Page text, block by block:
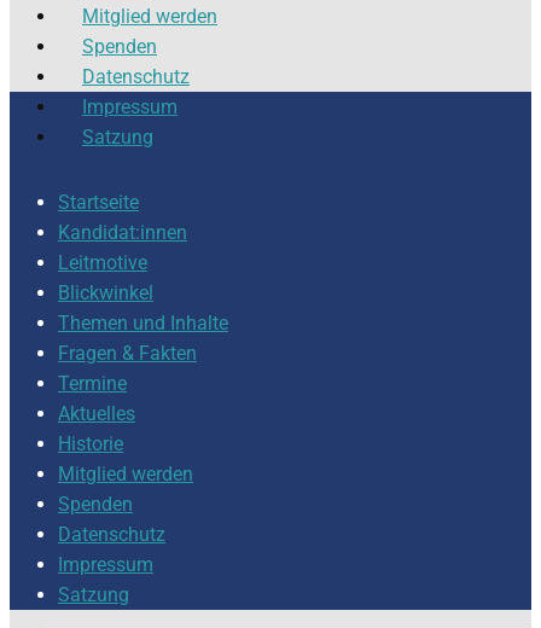
Mitglied werden
Spenden
Datenschutz
Impressum
Satzung
Startseite
Kandidat:innen
Leitmotive
Blickwinkel
Themen und Inhalte
Fragen & Fakten
Termine
Aktuelles
Historie
Mitglied werden
Spenden
Datenschutz
Impressum
Satzung